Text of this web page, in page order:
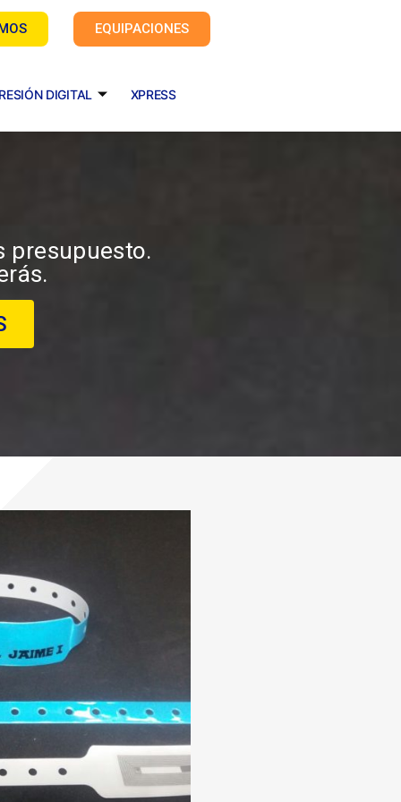
EQUIPACIONES
DIGITAL XPRESS
presupuesto.